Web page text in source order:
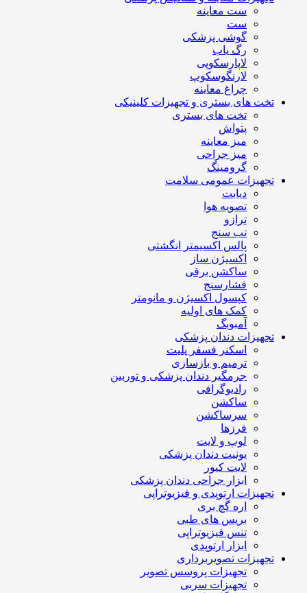
ست معاینه
ست
گوشی پزشکی
رگ یاب
لاپارسکوپی
لارنگوسکوپ
چراغ معاینه
تخت های بستری و تجهیزات کلینیکی
تخت های بستری
پتواش
میز معاینه
میز جراحی
گرومینگ
تجهیزات عمومی سلامت
دیابت
تصویه هوا
ترازو
تب سنج
پالس اکسیمتر انگشتی
اکسیژن ساز
ساکشن برقی
فشارسنج
کپسول اکسیژن و مانومتر
کمک های اولیه
آمبوبگ
تجهیزات دندان پزشکی
اسکنر فسفر پلیت
ترمیم و بازسازی
جرمگیر دندان پزشکی و توربین
رادیوگرافی
ساکشن
سرساکشن
فرزها
لوپ و لایت
یونیت دندان پزشکی
لایت کیور
ابزار جراحی دندان پزشکی
تجهیزات ارتوپدی و فیزیوتراپی
اره گچ بری
بریس های طبی
تنس فیزیوتراپی
ابزار ارتوپدی
تجهیزات تصویربرداری
تجهیزات پروسس تصویر
تجهیزات سربی